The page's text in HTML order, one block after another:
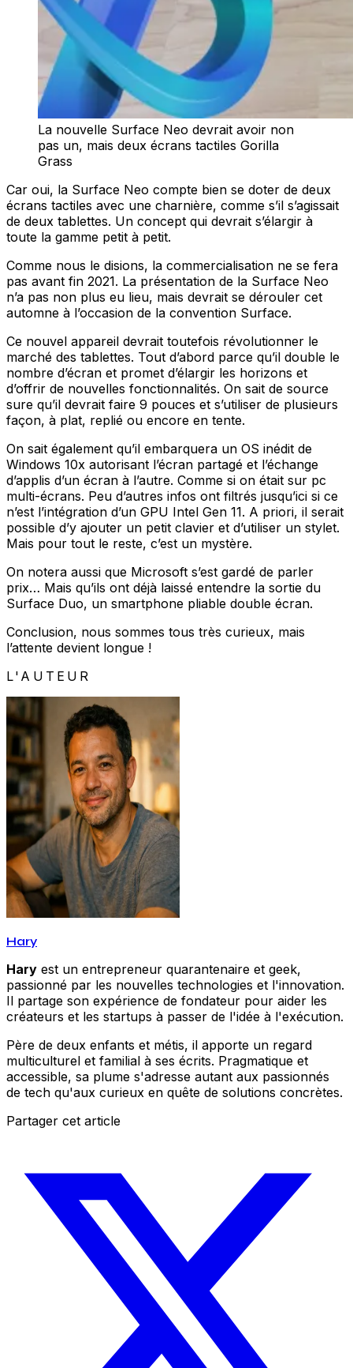
La nouvelle Surface Neo devrait avoir non
pas un, mais deux écrans tactiles Gorilla
Grass
Car oui, la Surface Neo compte bien se doter de deux
écrans tactiles avec une charnière, comme s’il s’agissait
de deux tablettes. Un concept qui devrait s’élargir à
toute la gamme petit à petit.
Comme nous le disions, la commercialisation ne se fera
pas avant fin 2021. La présentation de la Surface Neo
n’a pas non plus eu lieu, mais devrait se dérouler cet
automne à l’occasion de la convention Surface.
Ce nouvel appareil devrait toutefois révolutionner le
marché des tablettes. Tout d’abord parce qu’il double le
nombre d’écran et promet d’élargir les horizons et
d’offrir de nouvelles fonctionnalités. On sait de source
sure qu’il devrait faire 9 pouces et s’utiliser de plusieurs
façon, à plat, replié ou encore en tente.
On sait également qu’il embarquera un OS inédit de
Windows 10x autorisant l’écran partagé et l’échange
d’applis d’un écran à l’autre. Comme si on était sur pc
multi-écrans. Peu d’autres infos ont filtrés jusqu’ici si ce
n’est l’intégration d’un GPU Intel Gen 11. A priori, il serait
possible d’y ajouter un petit clavier et d’utiliser un stylet.
Mais pour tout le reste, c’est un mystère.
On notera aussi que Microsoft s’est gardé de parler
prix… Mais qu’ils ont déjà laissé entendre la sortie du
Surface Duo, un smartphone pliable double écran.
Conclusion, nous sommes tous très curieux, mais
l’attente devient longue !
L'AUTEUR
Hary
Hary est un entrepreneur quarantenaire et geek,
passionné par les nouvelles technologies et l'innovation.
Il partage son expérience de fondateur pour aider les
créateurs et les startups à passer de l'idée à l'exécution.
Père de deux enfants et métis, il apporte un regard
multiculturel et familial à ses écrits. Pragmatique et
accessible, sa plume s'adresse autant aux passionnés
de tech qu'aux curieux en quête de solutions concrètes.
Partager cet article